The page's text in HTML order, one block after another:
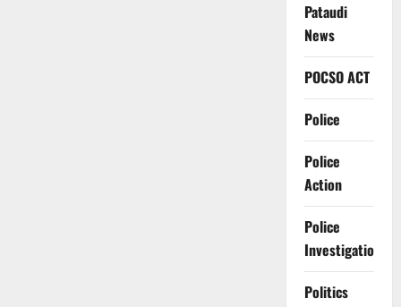
Pataudi
News
POCSO ACT
Police
Police
Action
Police
Investigation
Politics